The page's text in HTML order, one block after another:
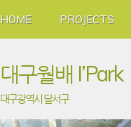
HOME PROJECTS
대구월배 I’Park
대구광역시 달서구